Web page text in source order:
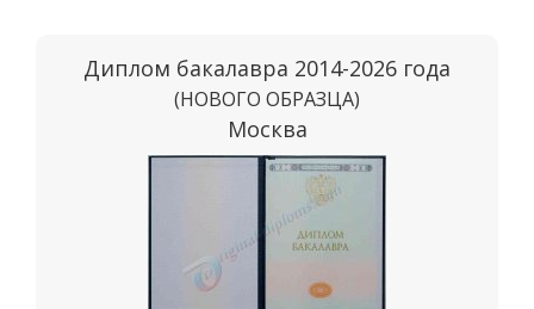
Диплом бакалавра 2014-2026 года
(НОВОГО ОБРАЗЦА)
Москва